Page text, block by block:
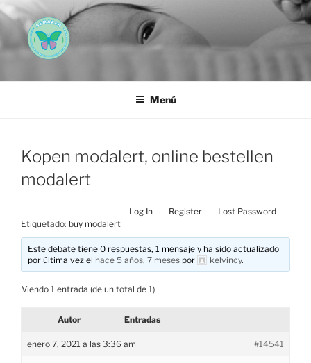
Saltar
al
contenido
AEMAREH
Menú
Kopen modalert, online bestellen
modalert
Log In Register
Lost Password
Etiquetado: buy modalert
Este debate tiene 0 respuestas, 1 mensaje y ha sido actualizado
por última vez el hace 5 años, 7 meses por kelvincy.
Viendo 1 entrada (de un total de 1)
Autor Entradas
enero 7, 2021 a las 3:36 am #14541